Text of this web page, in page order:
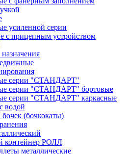
усиленной серии
с прицепным устройством
серии "СТАНДАРТ"
серии "СТАНДАРТ" бортовые
серии "СТАНДАРТ" каркасные
водой
бочек (бочкокаты)
контейнер РОЛЛ
металлические